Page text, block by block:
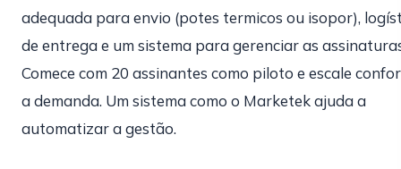
adequada para envio (potes termicos ou isopor),
de entrega e um sistema para gerenciar as
Comece com 20 assinantes como piloto e escale
a demanda. Um sistema como o Marketek ajuda a
automatizar a gestão.